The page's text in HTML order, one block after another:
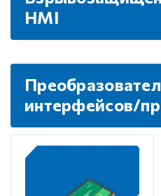
HMI
интерфейсов/